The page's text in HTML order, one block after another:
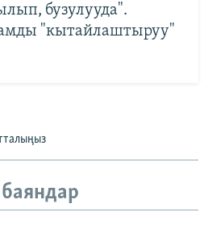
бузулууда".
"кытайлаштыруу"